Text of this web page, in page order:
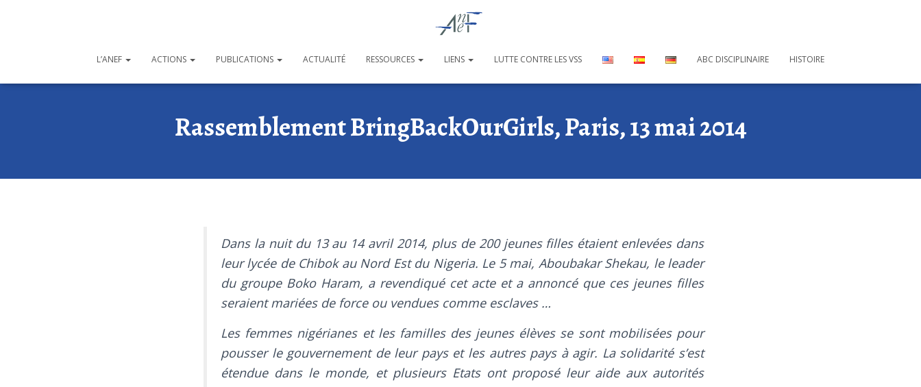
L’ANEF ACTIONS PUBLICATIONS ACTUALITÉ RESSOURCES LIENS LUTTE CONTRE LES VSS ABC DISCIPLINAIRE HISTOIRE
Rassemblement BringBackOurGirls, Paris, 13 mai 2014
Dans la nuit du 13 au 14 avril 2014, plus de 200 jeunes filles étaient enlevées dans
leur lycée de Chibok au Nord Est du Nigeria. Le 5 mai, Aboubakar Shekau, le leader
du groupe Boko Haram, a revendiqué cet acte et a annoncé que ces jeunes filles
seraient mariées de force ou vendues comme esclaves …
Les femmes nigérianes et les familles des jeunes élèves se sont mobilisées pour
pousser le gouvernement de leur pays et les autres pays à agir. La solidarité s’est
étendue dans le monde, et plusieurs Etats ont proposé leur aide aux autorités